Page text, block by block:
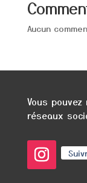
Aucun
Vous
réseaux